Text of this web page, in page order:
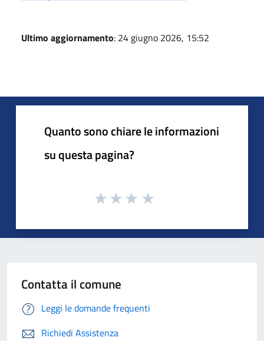
Ultimo aggiornamento: 24 giugno 2026, 15:52
Quanto sono chiare le informazioni
su questa pagina?
Contatta il comune
Leggi le domande frequenti
Richiedi Assistenza